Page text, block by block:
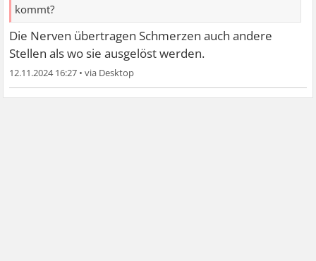
kommt?
Die Nerven übertragen Schmerzen auch andere
Stellen als wo sie ausgelöst werden.
12.11.2024 16:27 •